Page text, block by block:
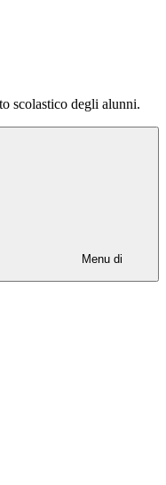
scolastico degli alunni.
Menu di